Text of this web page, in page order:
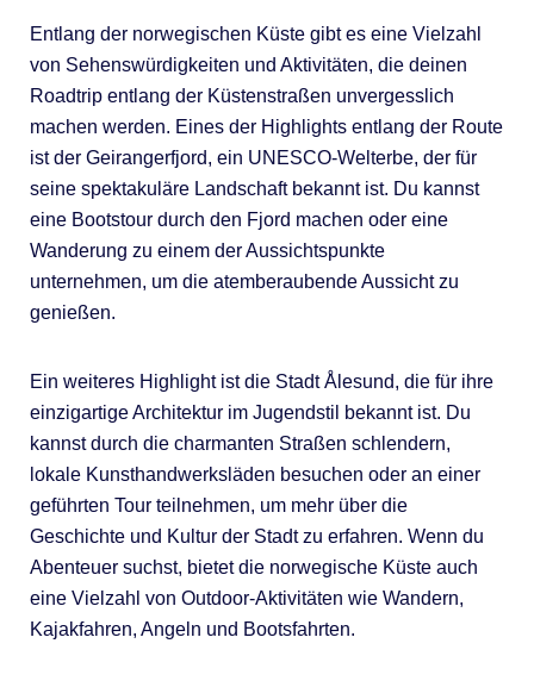
Entlang der norwegischen Küste gibt es eine Vielzahl
von Sehenswürdigkeiten und Aktivitäten, die deinen
Roadtrip entlang der Küstenstraßen unvergesslich
machen werden. Eines der Highlights entlang der Route
ist der Geirangerfjord, ein UNESCO-Welterbe, der für
seine spektakuläre Landschaft bekannt ist. Du kannst
eine Bootstour durch den Fjord machen oder eine
Wanderung zu einem der Aussichtspunkte
unternehmen, um die atemberaubende Aussicht zu
genießen.
Ein weiteres Highlight ist die Stadt Ålesund, die für ihre
einzigartige Architektur im Jugendstil bekannt ist. Du
kannst durch die charmanten Straßen schlendern,
lokale Kunsthandwerksläden besuchen oder an einer
geführten Tour teilnehmen, um mehr über die
Geschichte und Kultur der Stadt zu erfahren. Wenn du
Abenteuer suchst, bietet die norwegische Küste auch
eine Vielzahl von Outdoor-Aktivitäten wie Wandern,
Kajakfahren, Angeln und Bootsfahrten.